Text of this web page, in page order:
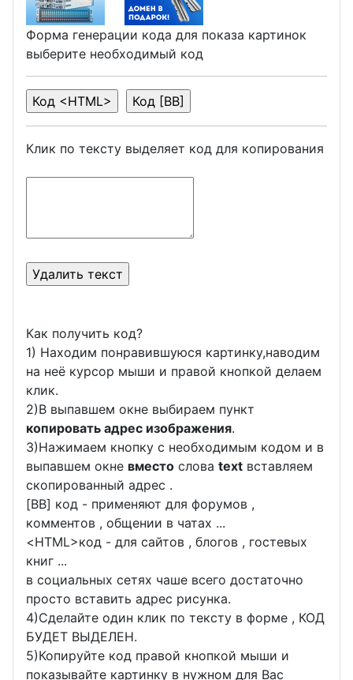
Форма генерации кода для показа картинок
выберите необходимый код
Клик по тексту выделяет код для копирования
Как получить код?
1) Находим понравившуюся картинку,наводим
на неё курсор мыши и правой кнопкой делаем
клик.
2)В выпавшем окне выбираем пункт
копировать адрес изображения.
3)Нажимаем кнопку с необходимым кодом и в
выпавшем окне вместо слова text вставляем
скопированный адрес .
[BB] код - применяют для форумов ,
комментов , общении в чатах ...
<HTML>код - для сайтов , блогов , гостевых
книг ...
в социальных сетях чаше всего достаточно
просто вставить адрес рисунка.
4)Сделайте один клик по тексту в форме , КОД
БУДЕТ ВЫДЕЛЕН.
5)Копируйте код правой кнопкой мыши и
показывайте картинку в нужном для Вас